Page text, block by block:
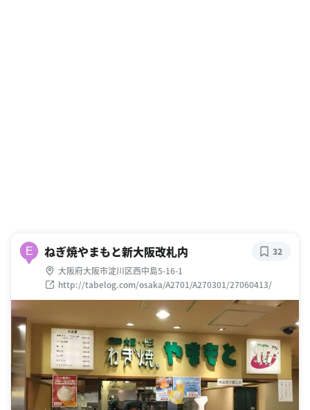
E ねぎ焼やまもと新大阪改札内
大阪府大阪市淀川区西中島5-16-1
http://tabelog.com/osaka/A2701/A270301/27060413/
32